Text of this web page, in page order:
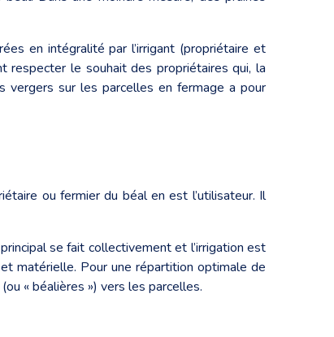
en intégralité par l’irrigant (propriétaire et
respecter le souhait des propriétaires qui, la
sur les parcelles en fermage a pour
ou fermier du béal en est l’utilisateur. Il
se fait collectivement et l’irrigation est
matérielle. Pour une répartition optimale de
« béalières ») vers les parcelles.